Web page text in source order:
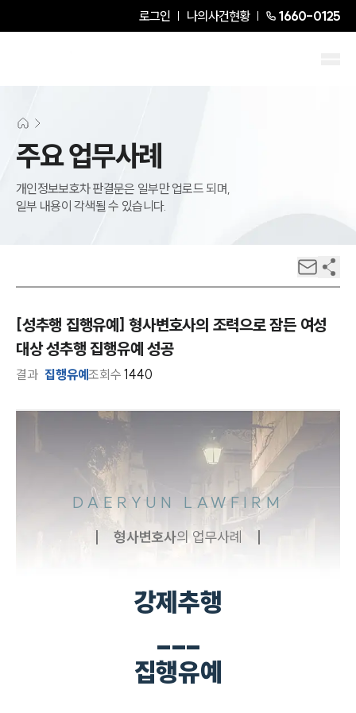
로그인 나의사건현황 1660-0125
주요 업무사례
개인정보보호차 판결문은 일부만 업로드 되며,
일부 내용이 각색될 수 있습니다.
[성추행 집행유예] 형사변호사의 조력으로 잠든 여성
대상 성추행 집행유예 성공
결과 집행유예조회수1440
DAERYUN LAWFIRM
형사변호사의 업무사례
강제추행
___
집행유예